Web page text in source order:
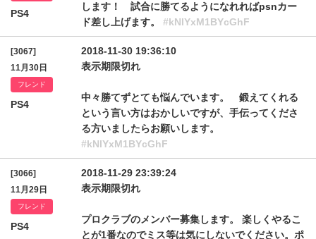
PS4
します！ 試合に勝てるようになれればpsnカー
ド差し上げます。 #kNlYxM1BYcGhF
[3067]
11月30日
フレンド
PS4
2018-11-30 19:36:10
表示期限切れ
中々勝てずとても悩んでいます。 鍛えてくれる
という言い方はおかしいですが、手伝ってくださ
る方いましたらお願いします。
#kNlYxM1BYcGhF
[3066]
11月29日
フレンド
PS4
2018-11-29 23:39:24
表示期限切れ
プロクラブのメンバー募集します。 楽しくやるこ
とが1番なのでミス等は気にしないでください。ポ